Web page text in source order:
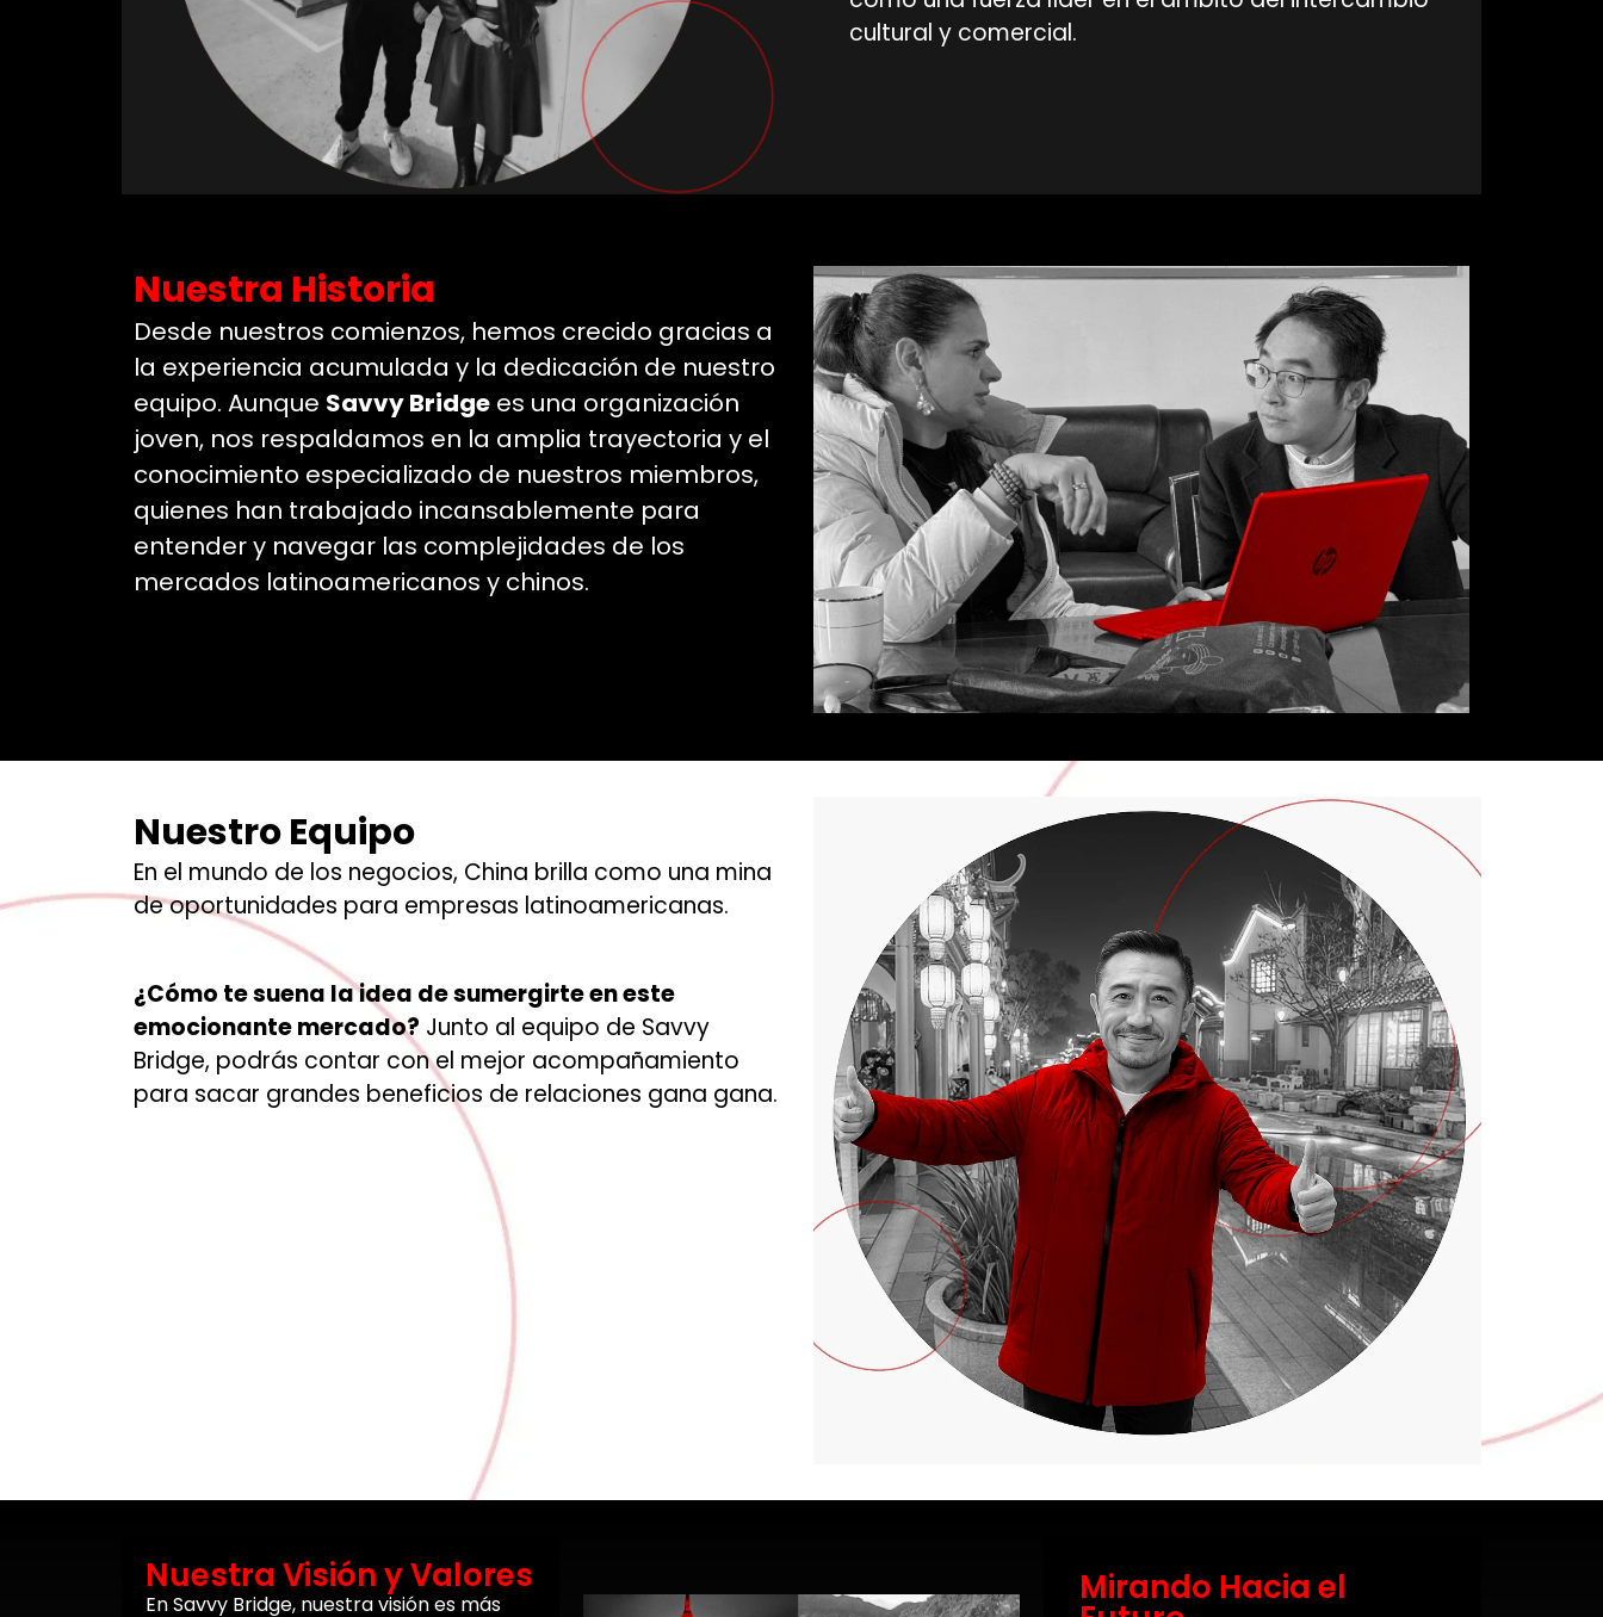
cultural y comercial.
Nuestra Historia
Desde nuestros comienzos, hemos crecido gracias a
la experiencia acumulada y la dedicación de nuestro
equipo. Aunque SavvyBridge es una organización
joven, nos respaldamos en la amplia trayectoria y el
conocimiento especializado de nuestros miembros,
quienes han trabajado incansablemente para
entender y navegar las complejidades de los
mercados latinoamericanos y chinos.
Nuestro Equipo
En el mundo de los negocios, China brilla como una mina
de oportunidades para empresas latinoamericanas.
¿Cómo te suena la idea de sumergirte en este
emocionante mercado? Junto al equipo de Savvy
Bridge, podrás contar con el mejor acompañamiento
para sacar grandes beneficios de relaciones gana gana.
Nuestra Visión y Valores
EnSavvy Bridge, nuestra visión es más
Mirando Hacia el